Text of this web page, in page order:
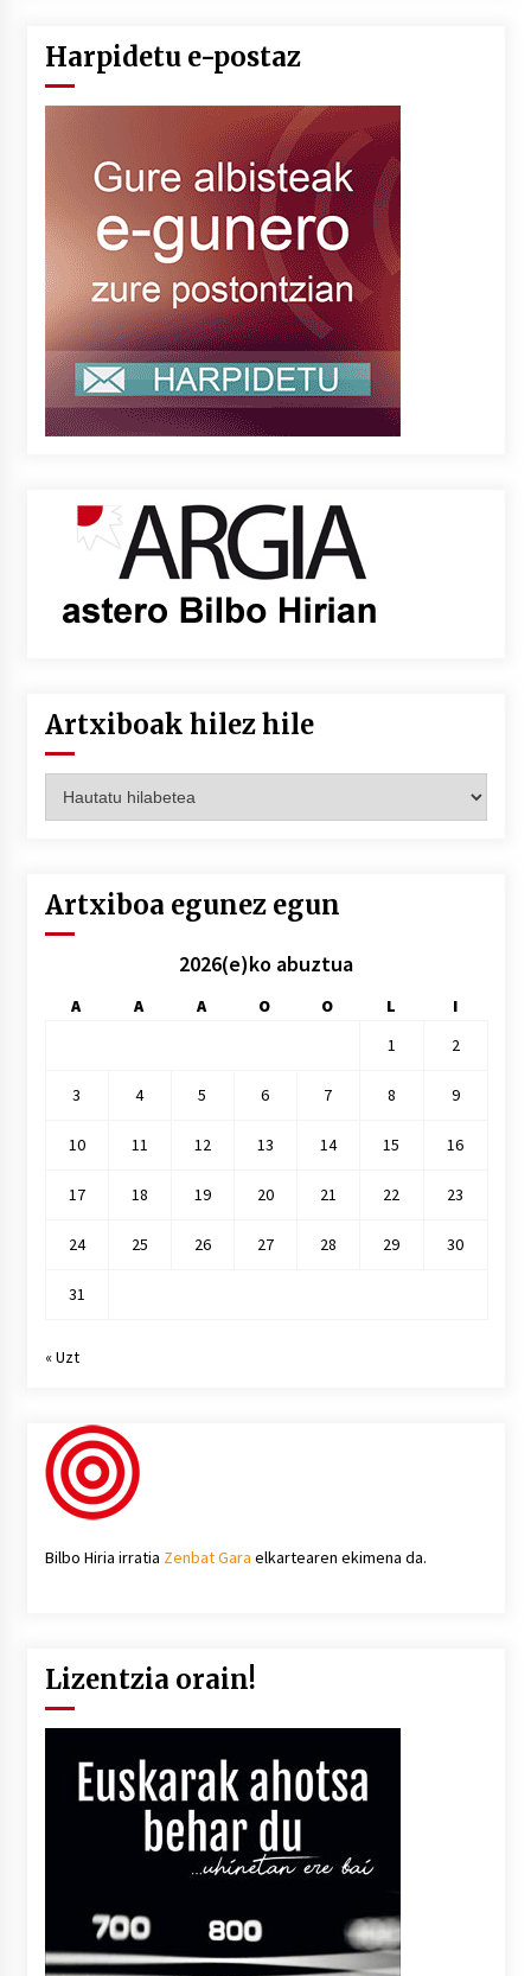
Harpidetu e-postaz
Artxiboak hilez hile
hilez
Artxiboa egunez egun
2026(e)ko abuztua
A A A O O L
I
1
2
3 4 5 6 7 8 9
10 11 12 13 14 15 16
17 18 19 20 21 22 23
24 25 26 27 28 29 30
31
« Uzt
Bilbo Hiria irratia Zenbat Gara elkartearen ekimena da.
Lizentzia orain!